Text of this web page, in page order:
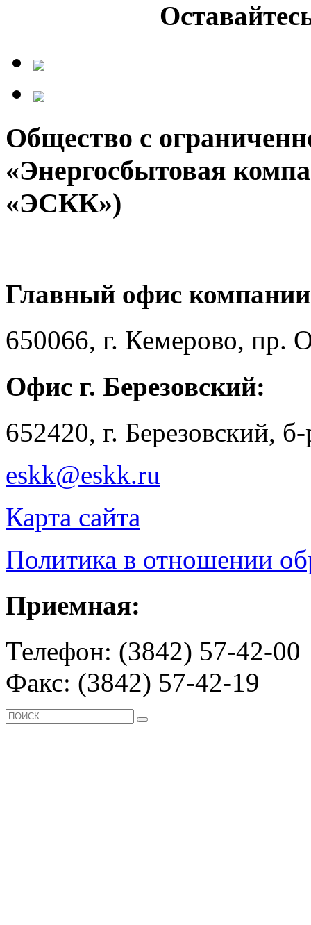
Общество с
«Энергосбытовая
«ЭСКК»)
Главный офис
650066, г. Кемерово, пр.
Офис г. Березовский:
652420, г. Березовский,
eskk@eskk.ru
Карта сайта
Политика в отношении
Приемная:
Телефон: (3842) 57-42-00
Факс: (3842) 57-42-19